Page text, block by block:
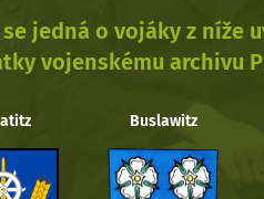
jedná o vojáky z níže
vojenskému archivu
Buslawitz